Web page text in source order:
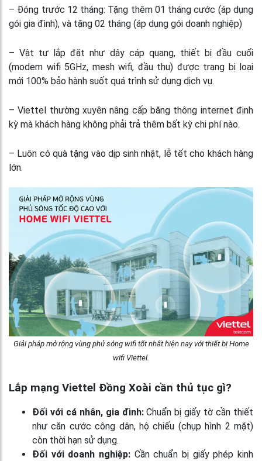
– Đóng trước 12 tháng: Tặng thêm 01 tháng cước (áp dụng
gói gia đình), và tặng 02 tháng (áp dụng gói doanh nghiệp)
– Vật tư lắp đặt như dây cáp quang, thiết bị đầu cuối
(modem wifi 5GHz, mesh wifi, đầu thu) được trang bị loại
mới 100% bảo hành suốt quá trình sử dụng dịch vụ.
– Viettel thường xuyên nâng cấp băng thông internet định
kỳ mà khách hàng không phải trả thêm bất kỳ chi phí nào.
– Luôn có quà tặng vào dịp sinh nhật, lễ tết cho khách hàng
lớn.
Giải pháp mở rộng vùng phủ sóng wifi tốt nhất hiện nay với thiết bị Home
wifi Viettel.
Lắp mạng Viettel Đồng Xoài cần thủ tục gì?
Đối với cá nhân, gia đình:Chuẩn bị giấy tờ cần thiết
như căn cước công dân, hộ chiếu (chụp hình 2 mặt)
còn thời hạn sử dụng.
Đối với doanh nghiệp: Cần chuẩn bị giấy phép kinh